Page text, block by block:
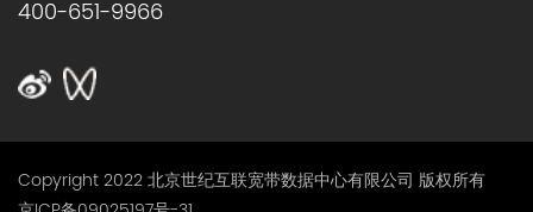
400-651-9966
Copyright 2022 北京世纪互联宽带数据中心有限公司 版权所有